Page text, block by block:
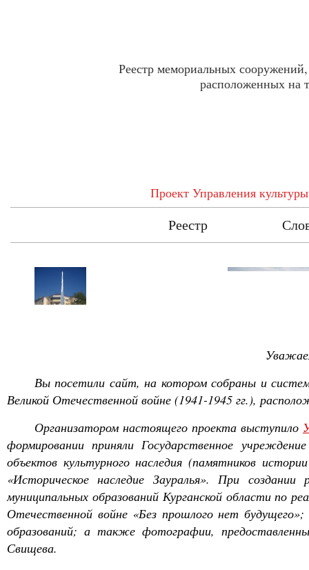
Реестр мемориальных
расположенных на
Проект Управления
Реестр
Вы посетили сайт, на котором собраны и
Великой Отечественной войне (1941-1945 гг.),
Организатором настоящего проекта выступило
формировании приняли Государственное
объектов культурного наследия (памятников
«Историческое наследие Зауралья». При
муниципальных образований Курганской области по
Отечественной войне «Без прошлого нет
образований; а также фотографии,
Свищева.